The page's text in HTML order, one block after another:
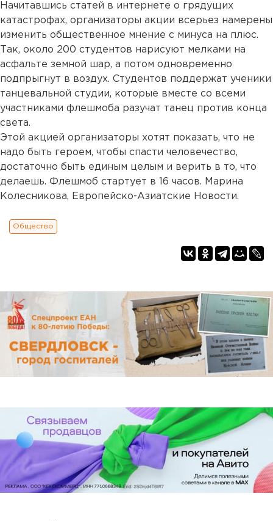
Начитавшись статей в интернете о грядущих
катастрофах, организаторы акции всерьез намерены
изменить общественное мнение с минуса на плюс.
Так, около 200 студентов нарисуют мелками на
асфальте земной шар, а потом одновременно
подпрыгнут в воздух. Студентов поддержат ученики
танцевальной студии, которые вместе со всеми
участниками флешмоба разучат танец против конца
света.
Этой акцией организаторы хотят показать, что не
надо быть героем, чтобы спасти человечество,
достаточно быть единым целым и верить в то, что
делаешь. Флешмоб стартует в 16 часов. Марина
Колесникова, Европейско-Азиатские Новости.
Общество